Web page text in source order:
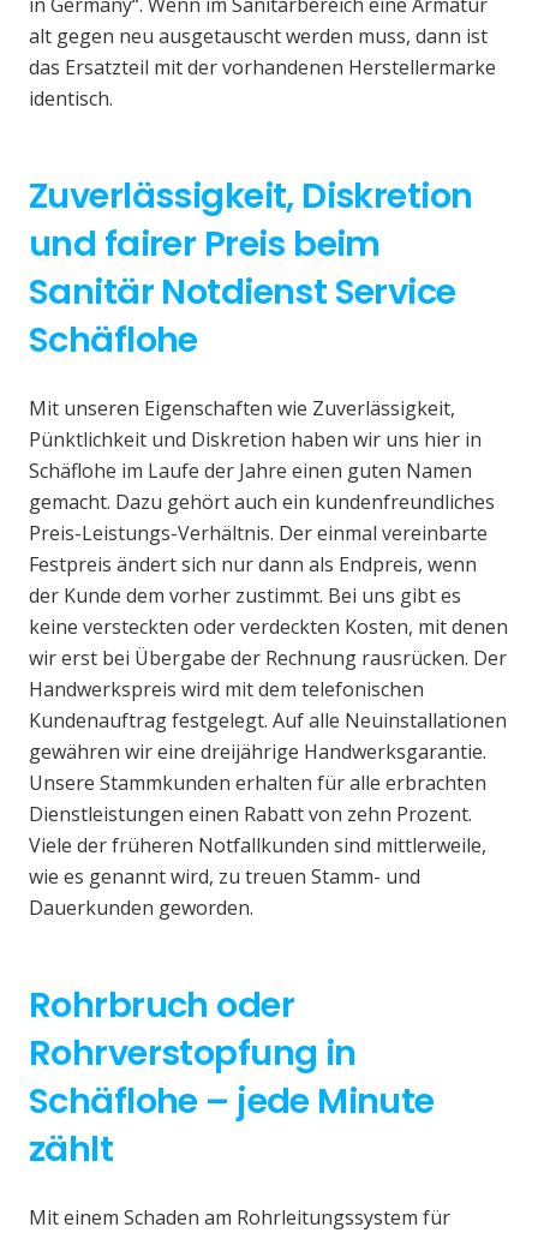
alt gegen neu ausgetauscht werden muss, dann ist
das Ersatzteil mit der vorhandenen Herstellermarke
identisch.
Zuverlässigkeit, Diskretion
und fairer Preis beim
Sanitär Notdienst Service
Schäflohe
Mit unseren Eigenschaften wie Zuverlässigkeit,
Pünktlichkeit und Diskretion haben wir uns hier in
Schäflohe im Laufe der Jahre einen guten Namen
gemacht. Dazu gehört auch ein kundenfreundliches
Preis-Leistungs-Verhältnis. Der einmal vereinbarte
Festpreis ändert sich nur dann als Endpreis, wenn
der Kunde dem vorher zustimmt. Bei uns gibt es
keine versteckten oder verdeckten Kosten, mit denen
wir erst bei Übergabe der Rechnung rausrücken. Der
Handwerkspreis wird mit dem telefonischen
Kundenauftrag festgelegt. Auf alle Neuinstallationen
gewähren wir eine dreijährige Handwerksgarantie.
Unsere Stammkunden erhalten für alle erbrachten
Dienstleistungen einen Rabatt von zehn Prozent.
Viele der früheren Notfallkunden sind mittlerweile,
wie es genannt wird, zu treuen Stamm- und
Dauerkunden geworden.
Rohrbruch oder
Rohrverstopfung in
Schäflohe – jede Minute
zählt
Mit einem Schaden am Rohrleitungssystem für